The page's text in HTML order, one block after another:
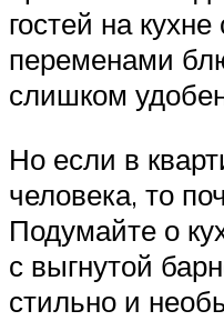
гостей на
переменами
слишком
Но если в
человека, то
Подумайте о
с выгнутой
стильно и